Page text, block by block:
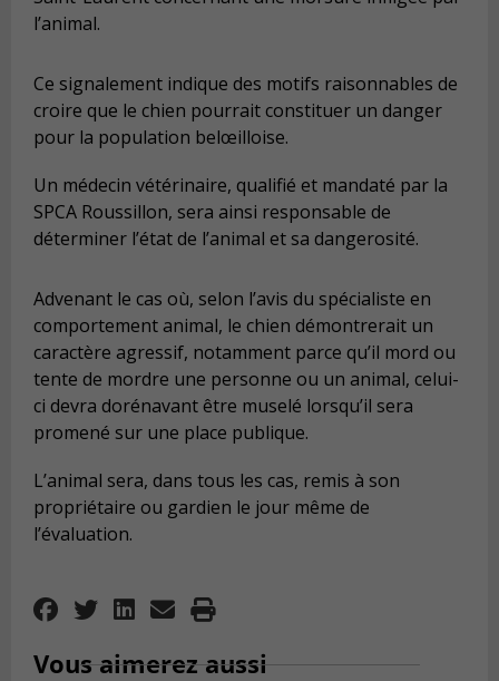
l’animal.
Ce signalement indique des motifs raisonnables de
croire que le chien pourrait constituer un danger
pour la population belœilloise.
Un médecin vétérinaire, qualifié et mandaté par la
SPCA Roussillon, sera ainsi responsable de
déterminer l’état de l’animal et sa dangerosité.
Advenant le cas où, selon l’avis du spécialiste en
comportement animal, le chien démontrerait un
caractère agressif, notamment parce qu’il mord ou
tente de mordre une personne ou un animal, celui-
ci devra dorénavant être muselé lorsqu’il sera
promené sur une place publique.
L’animal sera, dans tous les cas, remis à son
propriétaire ou gardien le jour même de
l’évaluation.
Vous aimerez aussi